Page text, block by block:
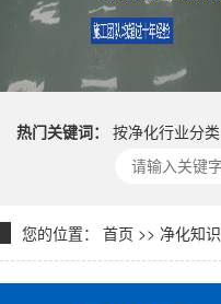
热门关键词： 按净化行业分类
您的位置： 首页 >> 净化知识